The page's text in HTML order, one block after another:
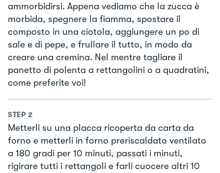
ammorbidirsi. Appena vediamo che la zucca è
morbida, spegnere la fiamma, spostare il
composto in una ciotola, aggiungere un po di
sale e di pepe, e frullare il tutto, in modo da
creare una cremina. Nel mentre tagliare il
panetto di polenta a rettangolini o a quadratini,
come preferite voi!
STEP 2
Metterli su una placca ricoperta da carta da
forno e metterli in forno preriscaldato ventilato
a 180 gradi per 10 minuti, passati i minuti,
rigirare tutti i rettangoli e farli cuocere altri 10